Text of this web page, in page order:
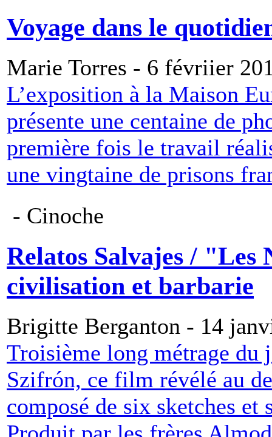
Voyage dans le
Marie Torres - 6 févriier
L’exposition à la Maison
présente une centaine de
première fois le travail
une vingtaine de prisons
- Cinoche
Relatos Salvajes / "Les
civilisation et barbarie
Brigitte Berganton - 14
Troisième long métrage du
Szifrón, ce film révélé au
composé de six sketches